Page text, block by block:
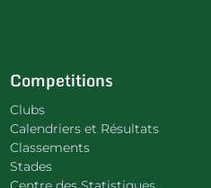
Competitions
Clubs
Calendriers et Résultats
Classements
Stades